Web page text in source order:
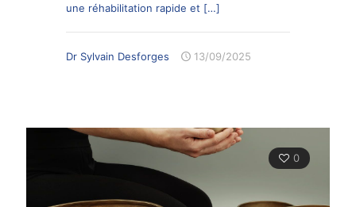
une réhabilitation rapide et […]
Dr Sylvain Desforges 13/09/2025
0